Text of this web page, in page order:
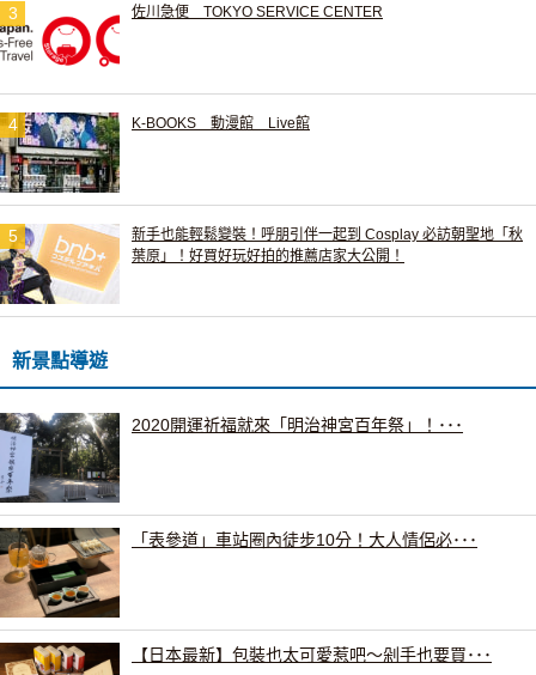
佐川急便 TOKYO SERVICE CENTER
K-BOOKS 動漫館 Live館
新手也能輕鬆變裝！呼朋引伴一起到 Cosplay 必訪朝聖地「秋
葉原」！好買好玩好拍的推薦店家大公開！
新景點導遊
2020開運祈福就來「明治神宮百年祭」！･･･
「表參道」車站圈內徒步10分！大人情侶必･･･
【日本最新】包裝也太可愛惹吧～剁手也要買･･･